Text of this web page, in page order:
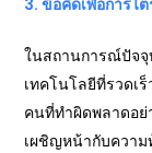
ในสถานการณ์ปัจจุ
เทคโนโลยีที่รวดเ
คนที่ทำผิดพลาดอ
เผชิญหน้ากับความ